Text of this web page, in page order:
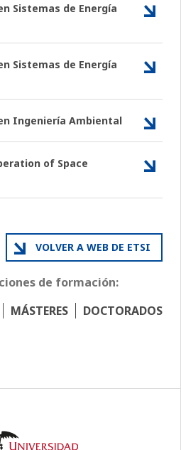
Sistemas de Energía
Sistemas de Energía
Ingeniería Ambiental
of Space
VOLVER A WEB DE ETSI
de formación:
MÁSTERES DOCTORADOS